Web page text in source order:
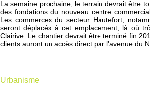
La semaine prochaine, le terrain devrait être
des fondations du nouveau centre
Les commerces du secteur Hautefort,
seront déplacés à cet emplacement, là où
Clairive. Le chantier devrait être terminé fin
clients auront un accès direct par l'avenue du
Urbanisme